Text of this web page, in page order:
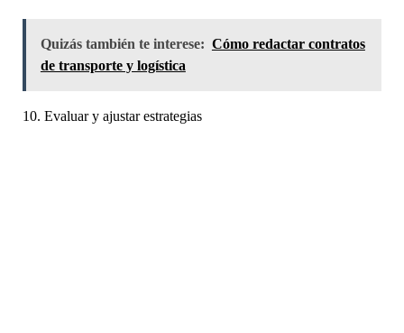
Quizás también te interese: Cómo redactar contratos
de transporte y logística
10. Evaluar y ajustar estrategias